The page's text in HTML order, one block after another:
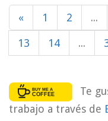
« 1 2 ...
13 14 ...
Te
trabajo a través de